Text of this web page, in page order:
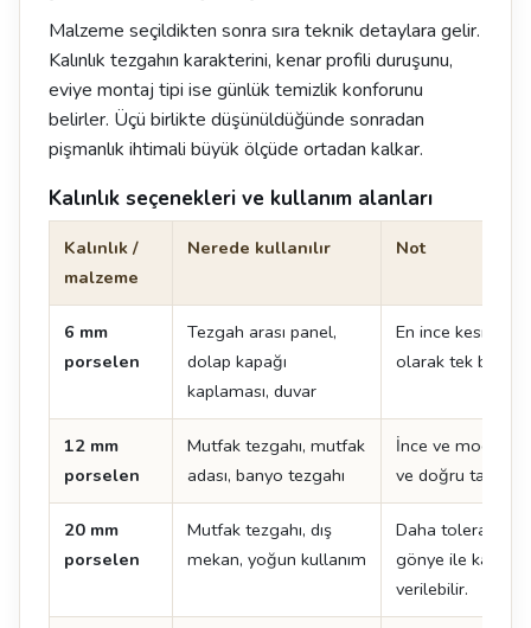
Malzeme seçildikten sonra sıra teknik detaylara gelir.
Kalınlık tezgahın karakterini, kenar profili duruşunu,
eviye montaj tipi ise günlük temizlik konforunu
belirler. Üçü birlikte düşünüldüğünde sonradan
pişmanlık ihtimali büyük ölçüde ortadan kalkar.
Kalınlık seçenekleri ve kullanım alanları
Kalınlık /
malzeme
Nerede kullanılır Not
6 mm
porselen
Tezgah arası panel,
dolap kapağı
kaplaması, duvar
En ince kesit.
olarak tek
12 mm
porselen
Mutfak tezgahı, mutfak
adası, banyo tezgahı
İnce ve modern
ve doğru taşıma
20 mm
porselen
Mutfak tezgahı, dış
mekan, yoğun kullanım
Daha toleranslı
gönye ile kalın
verilebilir.